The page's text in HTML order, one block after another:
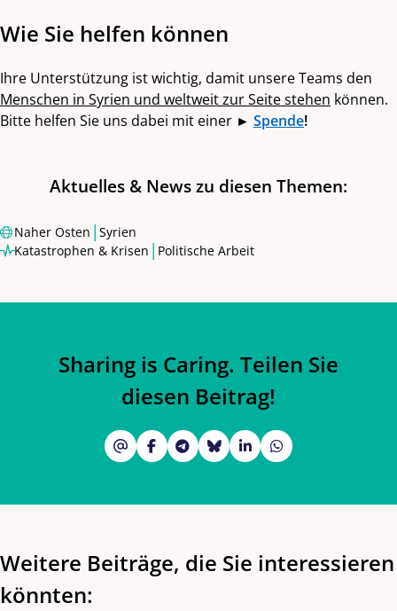
Wie Sie helfen können
Ihre Unterstützung ist wichtig, damit unsere Teams den
Menschen in Syrien und weltweit zur Seite stehen können.
Bitte helfen Sie uns dabei mit einer ► Spende!
Aktuelles & News zu diesen Themen:
Naher Osten | Syrien
Katastrophen & Krisen | Politische Arbeit
Sharing is Caring. Teilen Sie
diesen Beitrag!
Weitere Beiträge, die Sie interessieren
könnten: